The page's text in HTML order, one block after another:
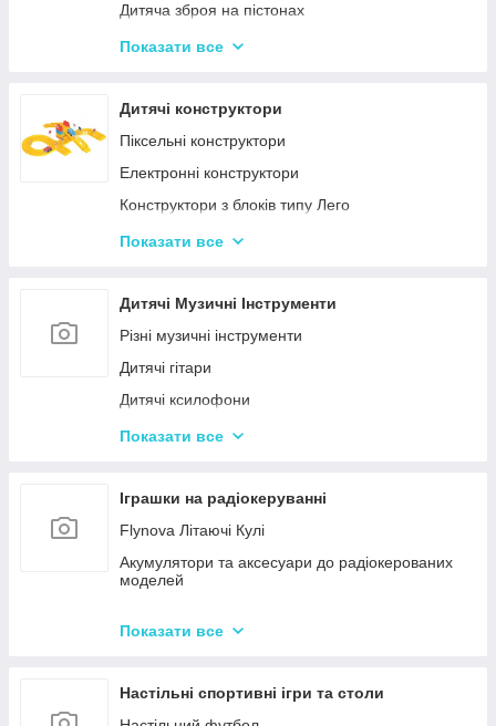
Дитяча зброя на пістонах
Дитячі водяні пістолети, автомати
Дитячі іграшкові луки, стріли, арбалети
Іграшкові пістолети
Дитячі пістолети, гвинтівки з м'якими кулями
Показати все
Дитячі конструктори
Піксельні конструктори
Електронні конструктори
Конструктори з блоків типу Лего
Конструктор для малюків з великими деталями
Тривимірні пазли-конструктори
Металеві конструктори
Показати все
Дитячі Музичні Інструменти
Різні музичні інструменти
Дитячі гітари
Дитячі ксилофони
Дитячі Синтезатори та Піаніно
Показати все
Іграшки на радіокеруванні
Flynova Літаючі Кулі
Акумулятори та аксесуари до радіокерованих
моделей
Показати все
Настільні спортивні ігри та столи